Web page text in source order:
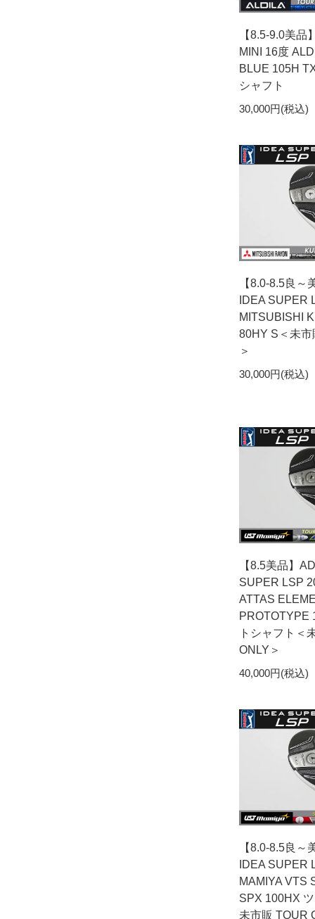
【8.5-9.0美品
MINI 16度
BLUE 105H
シャフト
30,000円(税込)
【8.0-8.5良～
IDEA SUPER
MITSUBISHI
80HY S＜未
＞
30,000円(税込)
【8.5美品】
SUPER LSP
ATTAS
PROTOTYPE
トシャフト＜
ONLY＞
40,000円(税込)
【8.0-8.5良～
IDEA SUPER
MAMIYA VTS
SPX 100HX
未市販 TOUR